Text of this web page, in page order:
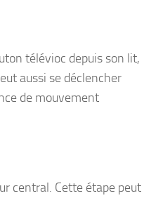
télévioc depuis son lit,
aussi se déclencher
de mouvement
central. Cette étape peut